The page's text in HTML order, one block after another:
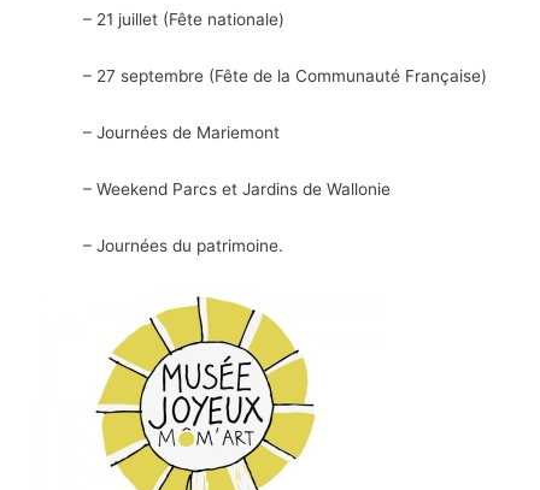
– 21 juillet (Fête nationale)
– 27 septembre (Fête de la Communauté Française)
– Journées de Mariemont
– Weekend Parcs et Jardins de Wallonie
– Journées du patrimoine.